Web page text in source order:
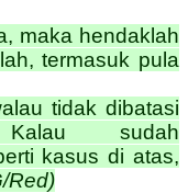
maka hendaklah
termasuk pula
tidak dibatasi
sudah
kasus di atas,
Red)